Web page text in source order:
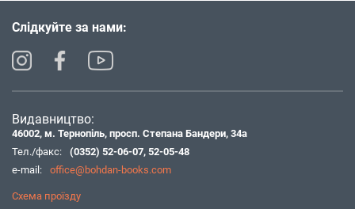
Слідкуйте за нами:
Видавництво:
46002, м. Тернопіль, просп. Степана Бандери, 34а
Тел./факс:
(0352) 52-06-07, 52-05-48
e-mail:
office@bohdan-books.com
Схема проїзду